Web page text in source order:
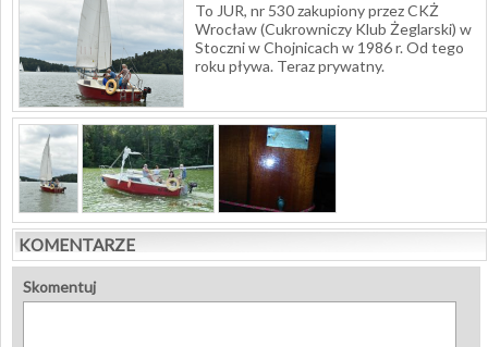
To JUR, nr 530 zakupiony przez CKŻ
Wrocław (Cukrowniczy Klub Żeglarski) w
Stoczni w Chojnicach w 1986 r. Od tego
roku pływa. Teraz prywatny.
KOMENTARZE
Skomentuj